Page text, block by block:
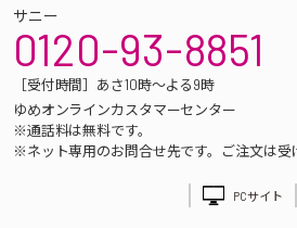
サニー
0120-93-8851
［受付時間］あさ10時～よる9時
ゆめオンラインカスタマーセンター
※通話料は無料です。
※ネット専用のお問合せ先です。ご注文は受
PCサイト